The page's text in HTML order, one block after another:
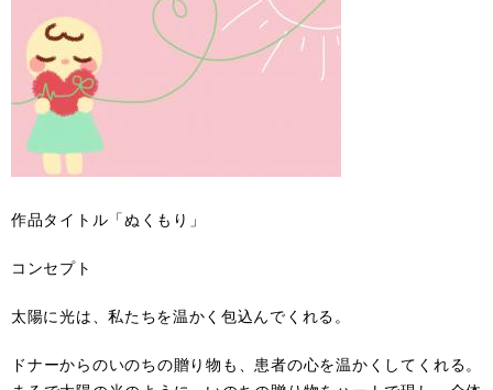
作品タイトル「ぬくもり」
コンセプト
太陽に光は、私たちを温かく包込んでくれる。
ドナーからのいのちの贈り物も、患者の心を温かくしてくれる。